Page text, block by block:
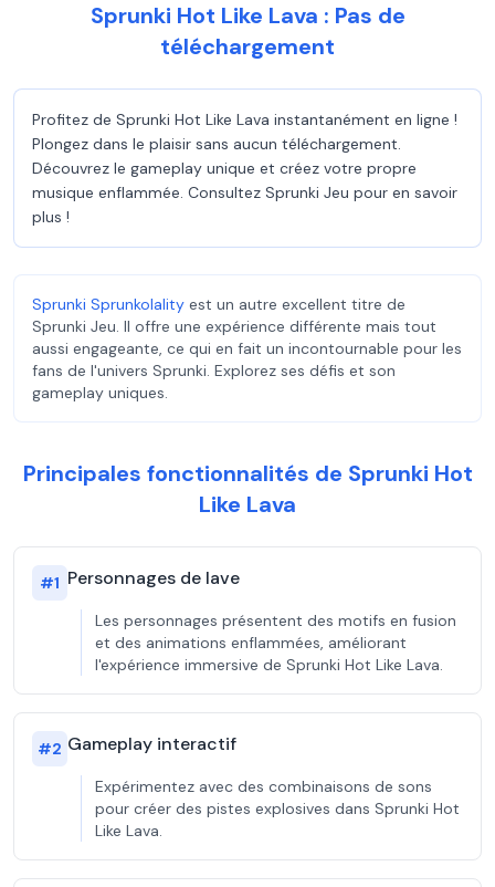
Sprunki Hot Like Lava : Pas de
téléchargement
Profitez de Sprunki Hot Like Lava instantanément en ligne !
Plongez dans le plaisir sans aucun téléchargement.
Découvrez le gameplay unique et créez votre propre
musique enflammée. Consultez Sprunki Jeu pour en savoir
plus !
Sprunki Sprunkolality est un autre excellent titre de
Sprunki Jeu. Il offre une expérience différente mais tout
aussi engageante, ce qui en fait un incontournable pour les
fans de l'univers Sprunki. Explorez ses défis et son
gameplay uniques.
Principales fonctionnalités de Sprunki Hot
Like Lava
#1 Personnages de lave
Les personnages présentent des motifs en fusion
et des animations enflammées, améliorant
l'expérience immersive de Sprunki Hot Like Lava.
#2 Gameplay interactif
Expérimentez avec des combinaisons de sons
pour créer des pistes explosives dans Sprunki Hot
Like Lava.